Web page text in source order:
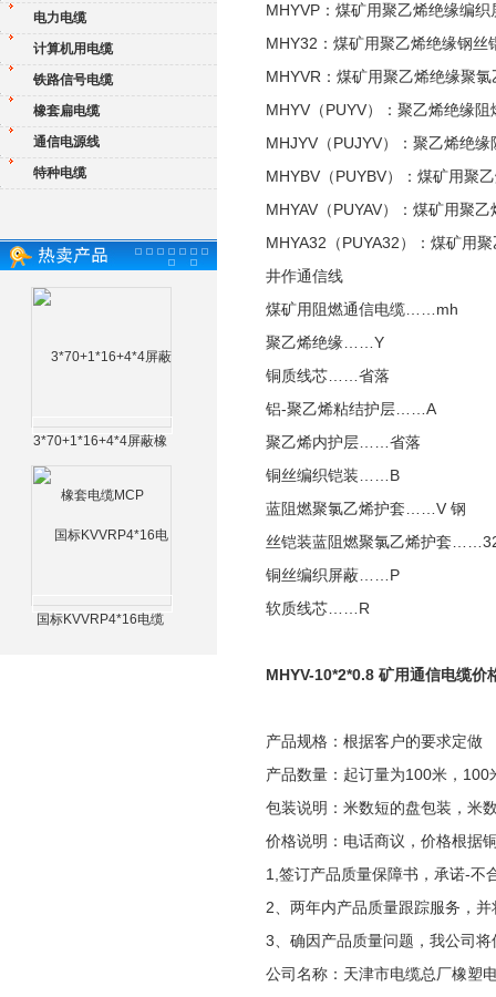
电力电缆
计算机用电缆
铁路信号电缆
橡套扁电缆
通信电源线
特种电缆
3*70+1*16+4*4屏蔽橡
国标KVVRP4*16电缆
MHYVP：煤矿用聚乙烯绝缘编
MHY32：煤矿用聚乙烯绝缘钢
MHYVR：煤矿用聚乙烯绝缘聚
MHYV（PUYV）：聚乙烯绝缘
MHJYV（PUJYV）：聚乙烯绝
MHYBV（PUYBV）：煤矿用聚
MHYAV（PUYAV）：煤矿用聚
MHYA32（PUYA32）：煤矿用
井作通信线
煤矿用阻燃通信电缆……mh
聚乙烯绝缘……Y
铜质线芯……省落
铝-聚乙烯粘结护层……A
聚乙烯内护层……省落
铜丝编织铠装……B
蓝阻燃聚氯乙烯护套……V 钢
丝铠装蓝阻燃聚氯乙烯护套
铜丝编织屏蔽……P
软质线芯……R
MHYV-10*2*0.8 矿用通信电缆价
产品规格：根据客户的要求定做
产品数量：起订量为100米，100
包装说明：米数短的盘包装，米
价格说明：电话商议，价格根据
1,签订产品质量保障书，承诺-不
2、两年内产品质量跟踪服务，
3、确因产品质量问题，我公司
公司名称：天津市电缆总厂橡塑